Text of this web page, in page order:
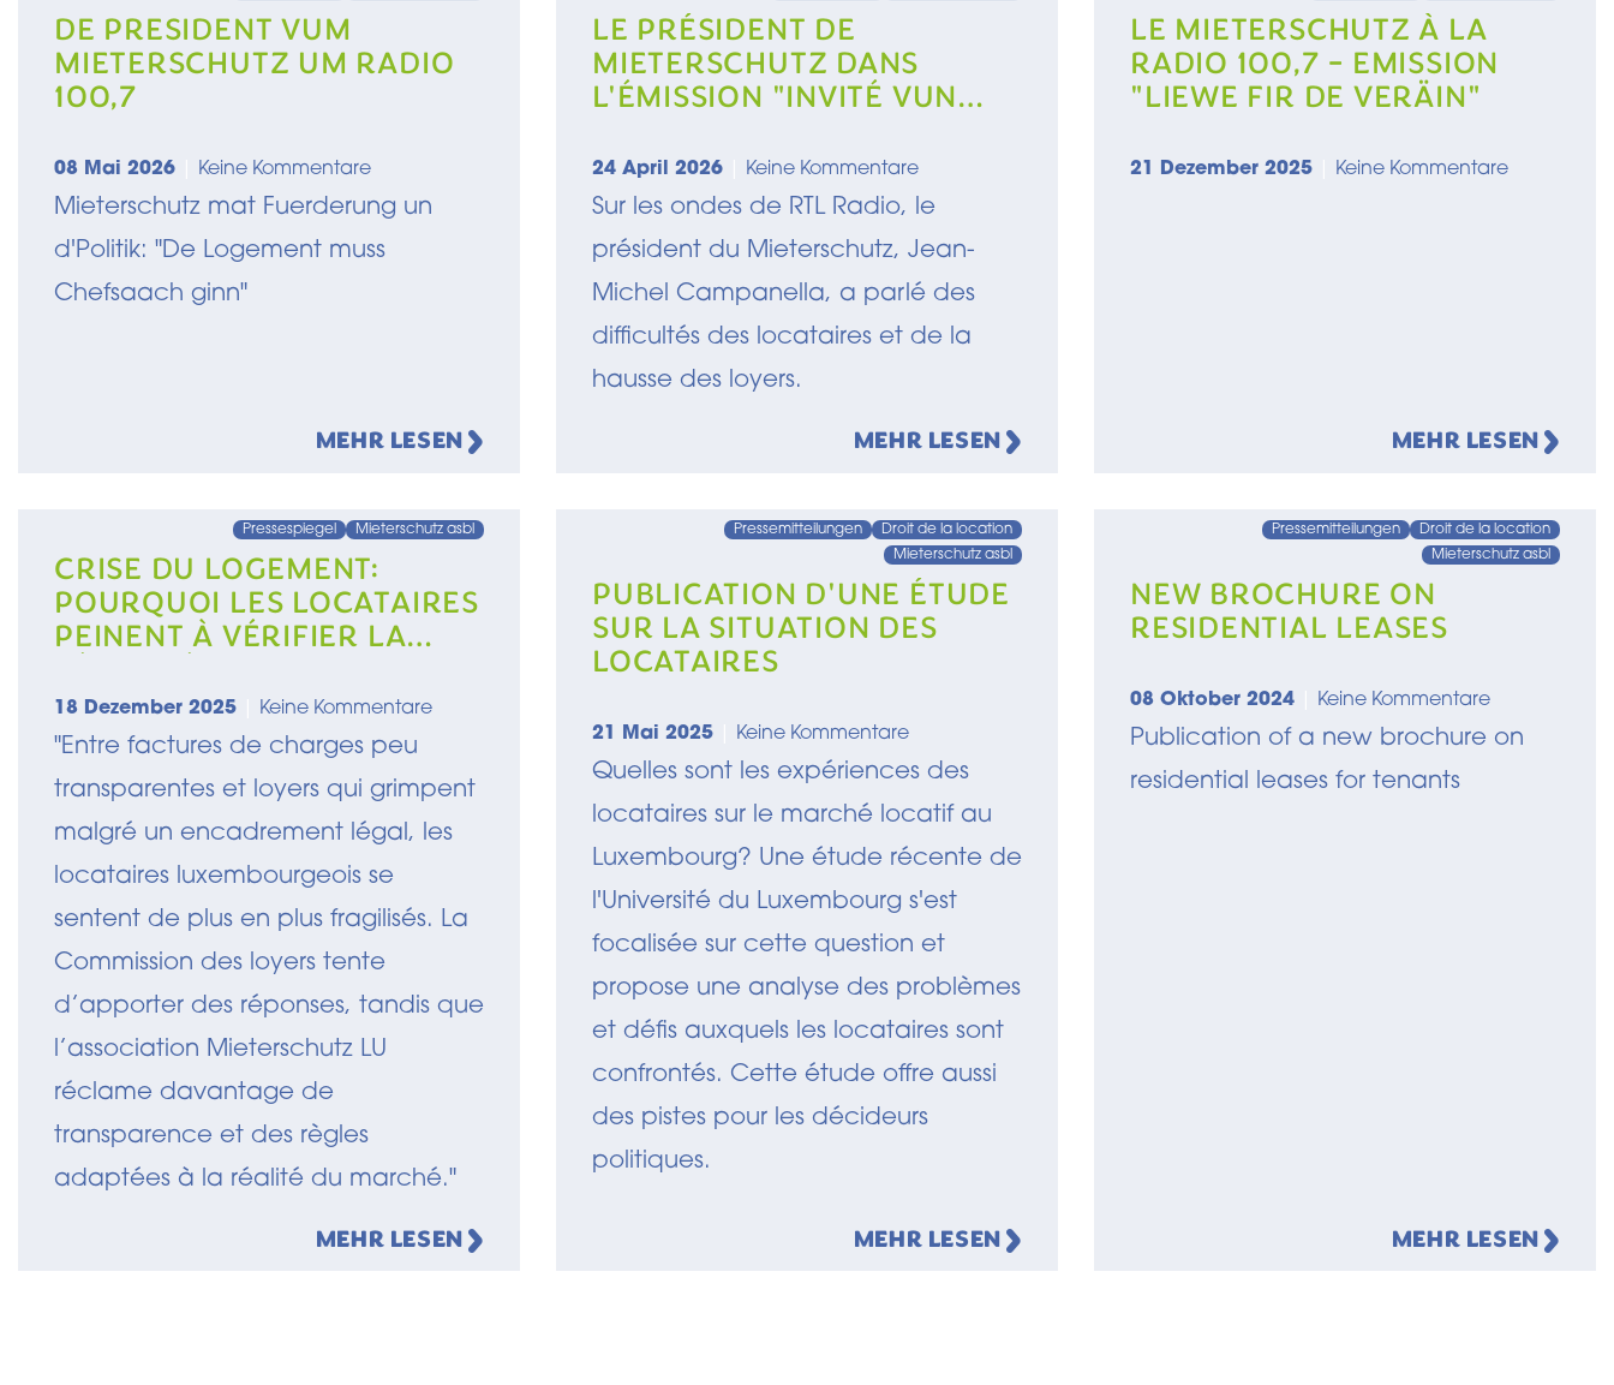
DE PRESIDENT VUM
MIETERSCHUTZ UM RADIO
100,7
08 Mai 2026 Keine Kommentare
Mieterschutz mat Fuerderung un
d'Politik: "De Logement muss
Chefsaach ginn"
MEHR LESEN
LE PRÉSIDENT DE
MIETERSCHUTZ DANS
L'ÉMISSION "INVITÉ VUN
RADIO
24 April 2026 Keine Kommentare
Sur les ondes de RTL Radio, le
président du Mieterschutz, Jean-
Michel Campanella, a parlé des
difficultés des locataires et de la
hausse des loyers.
MEHR LESEN
LE MIETERSCHUTZ À LA
RADIO 100,7 - EMISSION
"LIEWE FIR DE VERÄIN"
21 Dezember 2025 Keine Kommentare
MEHR LESEN
Pressespiegel Mieterschutz asbl
CRISE DU LOGEMENT:
POURQUOI LES LOCATAIRES
PEINENT À VÉRIFIER LA
18 Dezember 2025 Keine Kommentare
"Entre factures de charges peu
transparentes et loyers qui grimpent
malgré un encadrement légal, les
locataires luxembourgeois se
sentent de plus en plus fragilisés. La
Commission des loyers tente
d’apporter des réponses, tandis que
l’association Mieterschutz LU
réclame davantage de
transparence et des règles
adaptées à la réalité du marché."
MEHR LESEN
Pressemitteilungen
Droit de la location
Mieterschutz asbl
PUBLICATION D'UNE ÉTUDE
SUR LA SITUATION DES
LOCATAIRES
21 Mai 2025 Keine Kommentare
Quelles sont les expériences des
locataires sur le marché locatif au
Luxembourg? Une étude récente de
l'Université du Luxembourg s'est
focalisée sur cette question et
propose une analyse des problèmes
et défis auxquels les locataires sont
confrontés. Cette étude offre aussi
des pistes pour les décideurs
politiques.
MEHR LESEN
Pressemitteilungen
Droit de la location
Mieterschutz asbl
NEW BROCHURE ON
RESIDENTIAL LEASES
08 Oktober 2024 Keine Kommentare
Publication of a new brochure on
residential leases for tenants
MEHR LESEN